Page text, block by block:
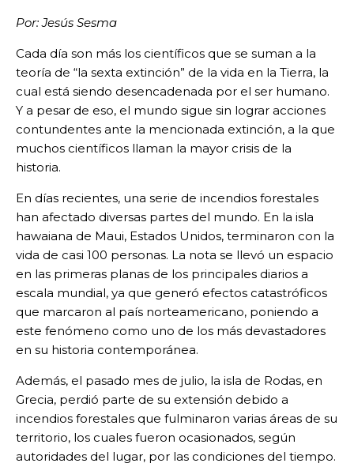
Por: Jesús Sesma
Cada día son más los científicos que se suman a la
teoría de “la sexta extinción” de la vida en la Tierra, la
cual está siendo desencadenada por el ser humano.
Y a pesar de eso, el mundo sigue sin lograr acciones
contundentes ante la mencionada extinción, a la que
muchos científicos llaman la mayor crisis de la
historia.
En días recientes, una serie de incendios forestales
han afectado diversas partes del mundo. En la isla
hawaiana de Maui, Estados Unidos, terminaron con la
vida de casi 100 personas. La nota se llevó un espacio
en las primeras planas de los principales diarios a
escala mundial, ya que generó efectos catastróficos
que marcaron al país norteamericano, poniendo a
este fenómeno como uno de los más devastadores
en su historia contemporánea.
Además, el pasado mes de julio, la isla de Rodas, en
Grecia, perdió parte de su extensión debido a
incendios forestales que fulminaron varias áreas de su
territorio, los cuales fueron ocasionados, según
autoridades del lugar, por las condiciones del tiempo.